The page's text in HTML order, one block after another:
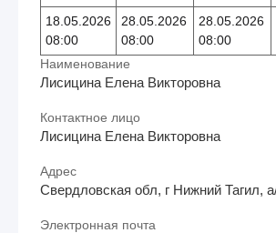
18.05.2026
08:00
28.05.2026
08:00
28.05.2026
08:00
Наименование
Лисицина Елена Викторовна
Контактное лицо
Лисицина Елена Викторовна
Адрес
Свердловская обл, г Нижний Тагил,
Электронная почта